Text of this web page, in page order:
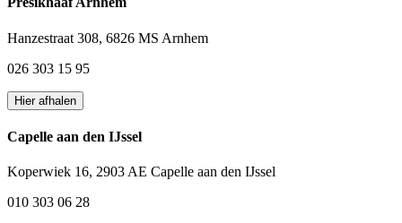
Hanzestraat 308, 6826 MS Arnhem
026 303 15 95
Hier afhalen
Capelle aan den IJssel
Koperwiek 16, 2903 AE Capelle aan den IJssel
010 303 06 28